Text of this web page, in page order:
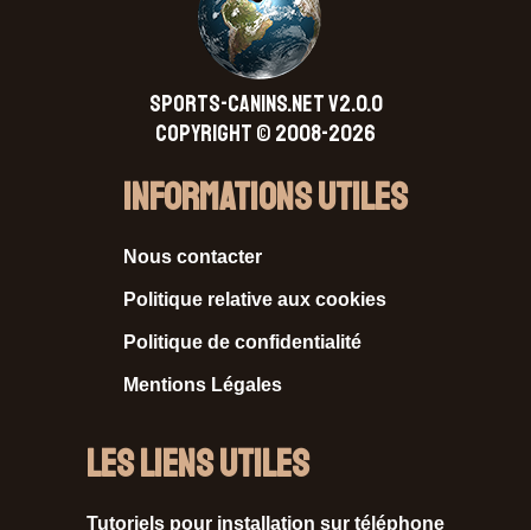
SPORTS-CANINS.NET V2.0.0
Copyright © 2008-2026
Informations Utiles
Nous contacter
Politique relative aux cookies
Politique de confidentialité
Mentions Légales
Les liens utiles
Tutoriels pour installation sur téléphone